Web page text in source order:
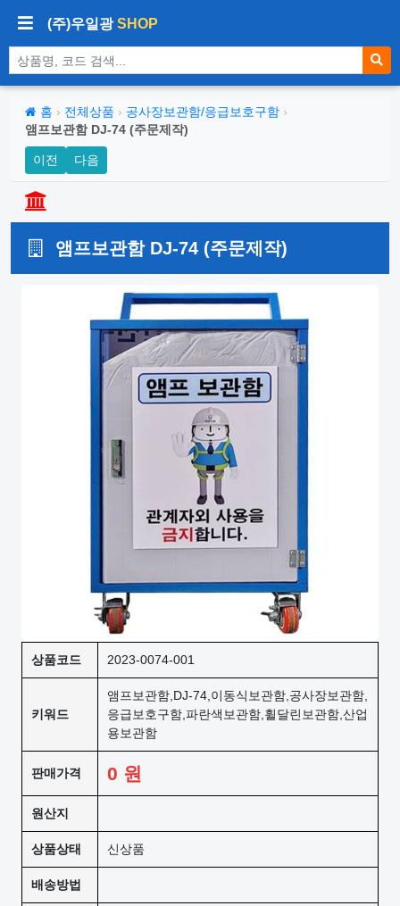
(주)우일광SHOP
상품 검색
홈 › 전체상품 › 공사장보관함/응급보호구함 ›
앰프보관함 DJ-74 (주문제작)
이전 다음
앰프보관함 DJ-74 (주문제작)
상품코드 2023-0074-001
키워드
앰프보관함,DJ-74,이동식보관함,공사장보관함,
응급보호구함,파란색보관함,휠달린보관함,산업
용보관함
판매가격 0 원
원산지
상품상태 신상품
배송방법